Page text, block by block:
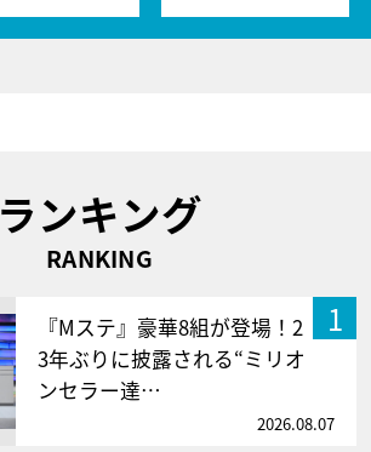
ランキング
RANKING
1
『Mステ』豪華8組が登場！2
3年ぶりに披露される“ミリオ
ンセラー達…
2026.08.07